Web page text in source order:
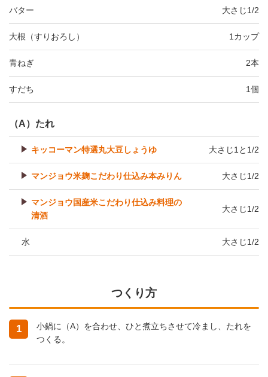
バター 大さじ1/2
大根（すりおろし） 1カップ
青ねぎ 2本
すだち 1個
（A）たれ
キッコーマン特選丸大豆しょうゆ 大さじ1と1/2
マンジョウ米麹こだわり仕込み本みりん 大さじ1/2
マンジョウ国産米こだわり仕込み料理の
清酒
大さじ1/2
水 大さじ1/2
つくり方
1
小鍋に（A）を合わせ、ひと煮立ちさせて冷まし、たれを
つくる。